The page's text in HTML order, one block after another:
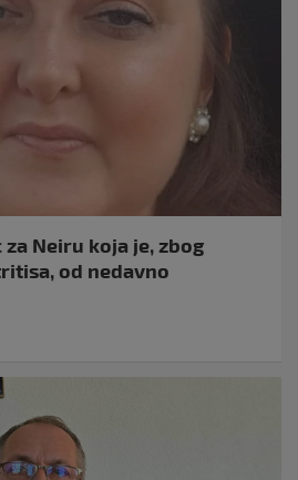
Neiru koja je, zbog
od nedavno